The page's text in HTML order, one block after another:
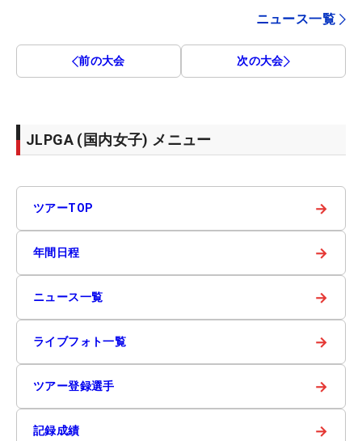
ニュース一覧
前の大会 次の大会
JLPGA (国内女子) メニュー
ツアーTOP →
年間日程 →
ニュース一覧 →
ライブフォト一覧 →
ツアー登録選手 →
記録成績 →